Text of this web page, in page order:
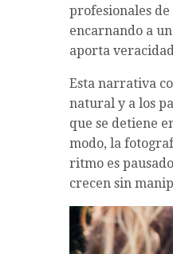
profesionales
encarnando a
aporta
Esta narrativa
natural y a los
que se detiene
modo, la
ritmo es
crecen sin